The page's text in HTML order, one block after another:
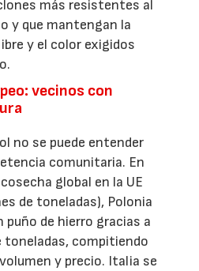
más resistentes al
y que mantengan la
y el color exigidos
vecinos con
no se puede entender
comunitaria. En
global en la UE
de toneladas), Polonia
puño de hierro gracias a
toneladas, compitiendo
y precio. Italia se